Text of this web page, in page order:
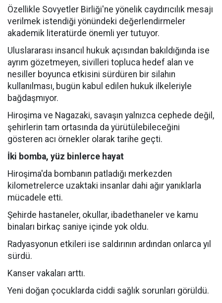
Özellikle Sovyetler Birliği'ne yönelik caydırıcılık mesajı
verilmek istendiği yönündeki değerlendirmeler
akademik literatürde önemli yer tutuyor.
Uluslararası insancıl hukuk açısından bakıldığında ise
ayrım gözetmeyen, sivilleri topluca hedef alan ve
nesiller boyunca etkisini sürdüren bir silahın
kullanılması, bugün kabul edilen hukuk ilkeleriyle
bağdaşmıyor.
Hiroşima ve Nagazaki, savaşın yalnızca cephede değil,
şehirlerin tam ortasında da yürütülebileceğini
gösteren acı örnekler olarak tarihe geçti.
İki bomba, yüz binlerce hayat
Hiroşima'da bombanın patladığı merkezden
kilometrelerce uzaktaki insanlar dahi ağır yanıklarla
mücadele etti.
Şehirde hastaneler, okullar, ibadethaneler ve kamu
binaları birkaç saniye içinde yok oldu.
Radyasyonun etkileri ise saldırının ardından onlarca yıl
sürdü.
Kanser vakaları arttı.
Yeni doğan çocuklarda ciddi sağlık sorunları görüldü.